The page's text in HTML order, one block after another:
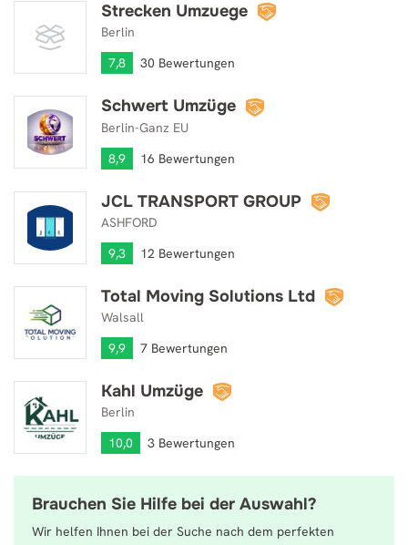
Strecken Umzuege
Berlin
7,8
30 Bewertungen
Strecken Umzuege
Schwert Umzüge
Berlin-Ganz EU
8,9
16 Bewertungen
Schwert Umzüge
JCL TRANSPORT GROUP
ASHFORD
9,3
12 Bewertungen
JCL TRANSPORT GROUP
Total Moving Solutions Ltd
Walsall
9,9
7 Bewertungen
Total Moving Solutions Ltd
Kahl Umzüge
Berlin
10,0
3 Bewertungen
Brauchen Sie Hilfe bei der Auswahl?
Wir helfen Ihnen bei der Suche nach dem perfekten